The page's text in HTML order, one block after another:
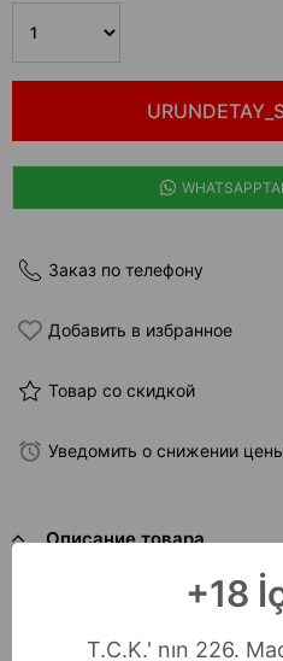
Заказ по телефону
Добавить в избранное
Товар со скидкой
Уведомить о снижении
Описание товара
Bella Notte Pembe Çiçek
Pijama Takımı 7131
Materyal : %100 Pamuk
+18
T.C.K.' nın 226.